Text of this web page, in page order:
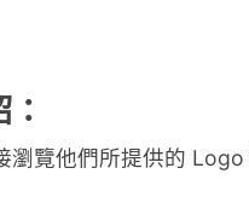
瀏覽他們所提供的